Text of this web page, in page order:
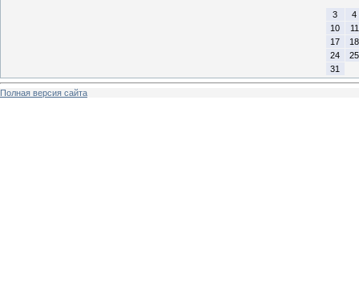
3
4
10
11
17
18
24
25
31
Полная версия сайта